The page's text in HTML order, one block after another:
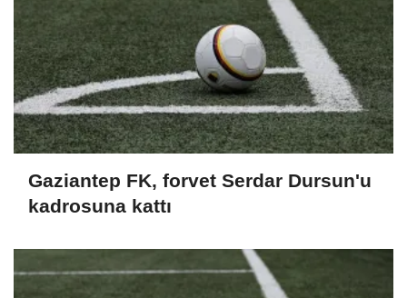
Gaziantep FK, forvet Serdar Dursun'u
kadrosuna kattı